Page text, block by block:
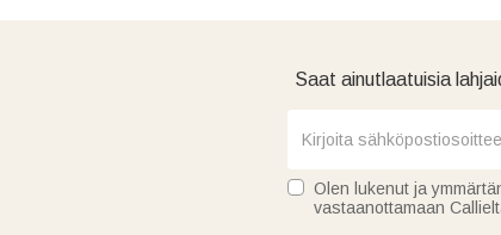
Saat ainutlaatuisia
Olen lukenut ja
vastaanottamaan